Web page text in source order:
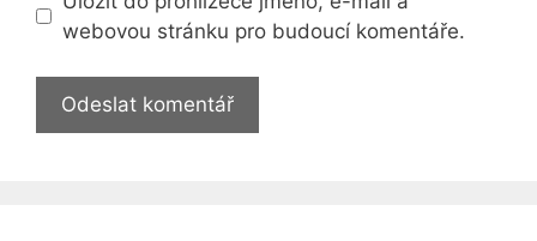
webovou stránku pro budoucí komentáře.